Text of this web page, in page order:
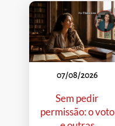
07/08/2026
Sem pedir
permissão: o voto